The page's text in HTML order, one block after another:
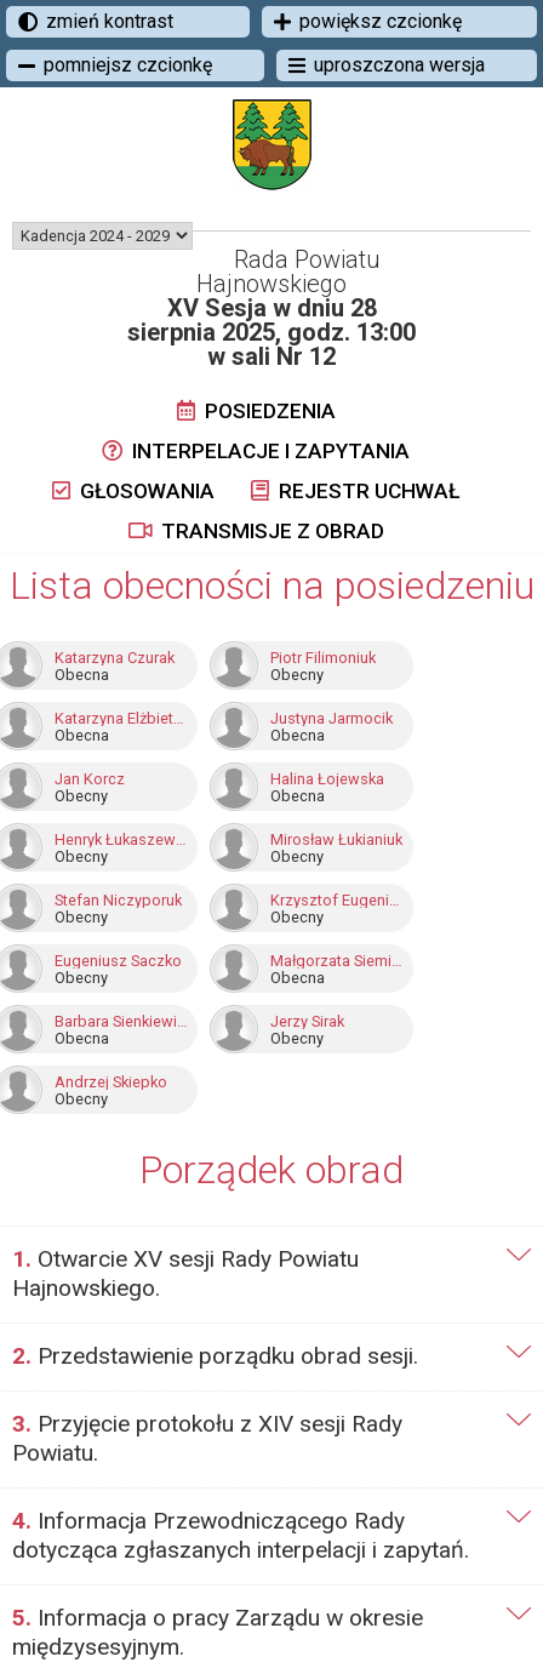
zmień kontrast
powiększ czcionkę
pomniejsz czcionkę
uproszczona wersja
Rada Powiatu
Hajnowskiego
XV Sesja w dniu 28
sierpnia 2025, godz. 13:00
w sali Nr 12
POSIEDZENIA
INTERPELACJE I ZAPYTANIA
GŁOSOWANIA
REJESTR UCHWAŁ
TRANSMISJE Z OBRAD
Lista obecności na posiedzeniu
Katarzyna Czurak
Obecna
Piotr Filimoniuk
Obecny
Katarzyna Elżbieta Jakubowska
Obecna
Justyna Jarmocik
Obecna
Jan Korcz
Obecny
Halina Łojewska
Obecna
Henryk Łukaszewicz
Obecny
Mirosław Łukianiuk
Obecny
Stefan Niczyporuk
Obecny
Krzysztof Eugeniusz Petruk
Obecny
Eugeniusz Saczko
Obecny
Małgorzata Siemieniuk
Obecna
Barbara Sienkiewicz-Surel
Obecna
Jerzy Sirak
Obecny
Andrzej Skiepko
Obecny
Porządek obrad
1. Otwarcie XV sesji Rady Powiatu
Hajnowskiego.
2. Przedstawienie porządku obrad sesji.
3. Przyjęcie protokołu z XIV sesji Rady
Powiatu.
4. Informacja Przewodniczącego Rady
dotycząca zgłaszanych interpelacji i zapytań.
5. Informacja o pracy Zarządu w okresie
międzysesyjnym.